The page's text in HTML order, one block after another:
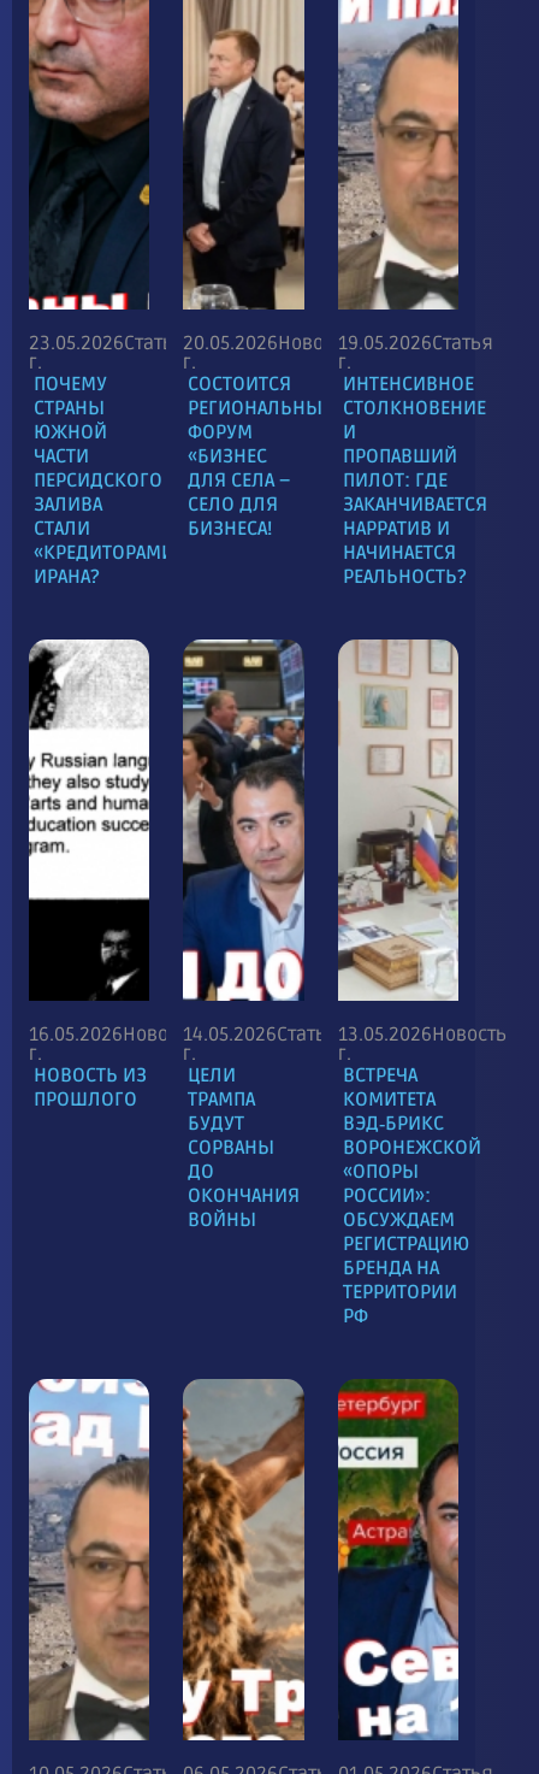
23.05.2026
г.
Статья
ПОЧЕМУ
СТРАНЫ
ЮЖНОЙ
ЧАСТИ
ПЕРСИДСКОГО
ЗАЛИВА
СТАЛИ
«КРЕДИТОРАМИ»
ИРАНА?
20.05.2026
г.
Новость
CОСТОИТСЯ
РЕГИОНАЛЬНЫЙ
ФОРУМ
«БИЗНЕС
ДЛЯ СЕЛА –
СЕЛО ДЛЯ
БИЗНЕСА!
19.05.2026
г.
Статья
ИНТЕНСИВНОЕ
СТОЛКНОВЕНИЕ
И
ПРОПАВШИЙ
ПИЛОТ: ГДЕ
ЗАКАНЧИВАЕТСЯ
НАРРАТИВ И
НАЧИНАЕТСЯ
РЕАЛЬНОСТЬ?
16.05.2026
г.
Новость
НОВОСТЬ ИЗ
ПРОШЛОГО
14.05.2026
г.
Статья
ЦЕЛИ
ТРАМПА
БУДУТ
СОРВАНЫ
ДО
ОКОНЧАНИЯ
ВОЙНЫ
13.05.2026
г.
Новость
ВСТРЕЧА
КОМИТЕТА
ВЭД‑БРИКС
ВОРОНЕЖСКОЙ
«ОПОРЫ
РОССИИ»:
ОБСУЖДАЕМ
РЕГИСТРАЦИЮ
БРЕНДА НА
ТЕРРИТОРИИ
РФ